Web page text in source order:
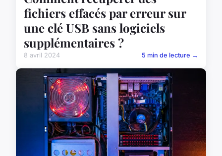
fichiers effacés par erreur sur
une clé USB sans logiciels
supplémentaires ?
8 avril 2024 5 min de lecture →